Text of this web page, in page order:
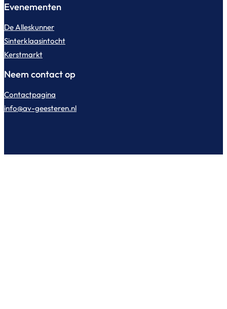
Evenementen
De Alleskunner
Sinterklaasintocht
Kerstmarkt
Neem contact op
Contactpagina
info@av-geesteren.nl